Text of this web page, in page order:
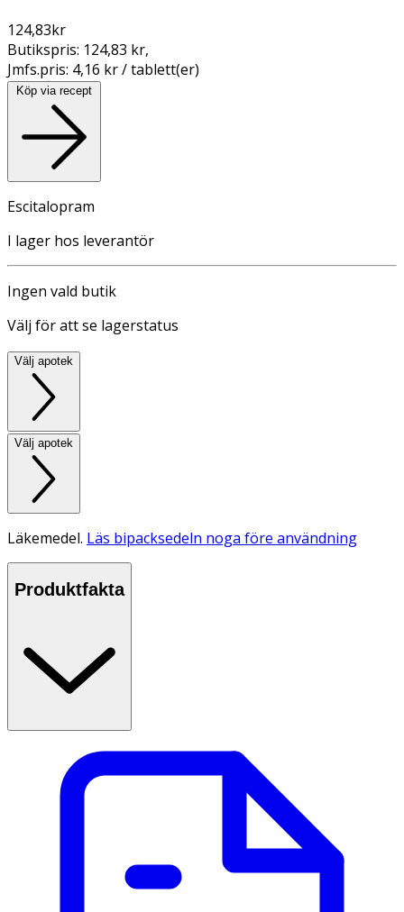
124,83kr
Butikspris: 124,83 kr,
Jmfs.pris: 4,16 kr / tablett(er)
Köp via recept
Escitalopram
I lager hos leverantör
Ingen vald butik
Välj för att se lagerstatus
Välj apotek
Välj apotek
Läkemedel. Läs bipacksedeln noga före användning
Produktfakta